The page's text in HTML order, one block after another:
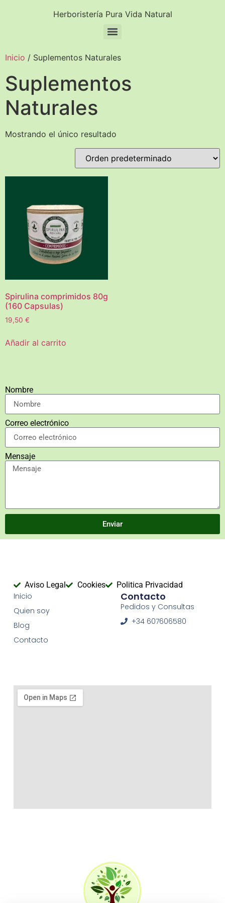
Herboristería Pura Vida Natural
Inicio / Suplementos Naturales
Suplementos
Naturales
Mostrando el único resultado
Spirulina comprimidos 80g
(160 Capsulas)
19,50 €
Añadir al carrito
Nombre
Correo electrónico
Mensaje
Enviar
Aviso Legal Cookies Politica Privacidad
Inicio
Quien soy
Blog
Contacto
Contacto
Pedidos y Consultas
+34 607606580